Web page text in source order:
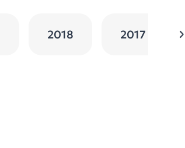
2018 2017